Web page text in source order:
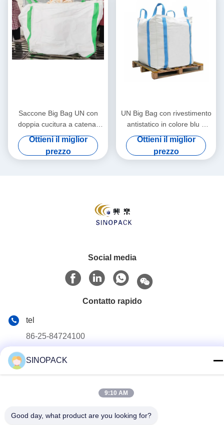
Saccone Big Bag UN con
doppia cucitura a catena,
con deflettori e capacità di
1000 kg per il trasporto
industriale di materiali sfusi
Ottieni il miglior
prezzo
UN Big Bag con rivestimento
antistatico in colore blu e
capacità di carico di 1000 kg
per un trasporto sicuro
Ottieni il miglior
prezzo
Social media
Contatto rapido
tel
86-25-84724100
E-mail
Nanchino 210001, Cina
SINOPACK
9:10 AM
Good day, what product are you looking for?